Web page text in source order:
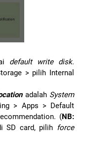
default write disk.
> pilih Internal
adalah System
> Apps > Default
(NB:
SD card, pilih force